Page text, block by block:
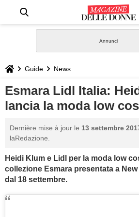
STILE
BIOGRAFIE
DEFINIZIONI
GASTRONOMIA
Guide News
Esmara Lidl Italia:
lancia la moda low
Dernière mise à jour le 13 settembre
laRedazione.
Heidi Klum e Lidl per la moda low
collezione Esmara presentata a
dal 18 settembre.